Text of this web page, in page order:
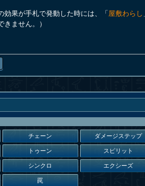
効果が手札で発動した時には、「屋敷わらし
ません。）
チェーン ダメージステップ
トゥーン スピリット
シンクロ エクシーズ
罠